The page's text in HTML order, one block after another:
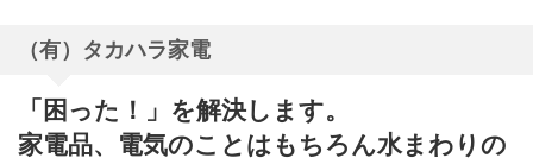
（有）タカハラ家電
「困った！」を解決します。
家電品、電気のことはもちろん水まわりの